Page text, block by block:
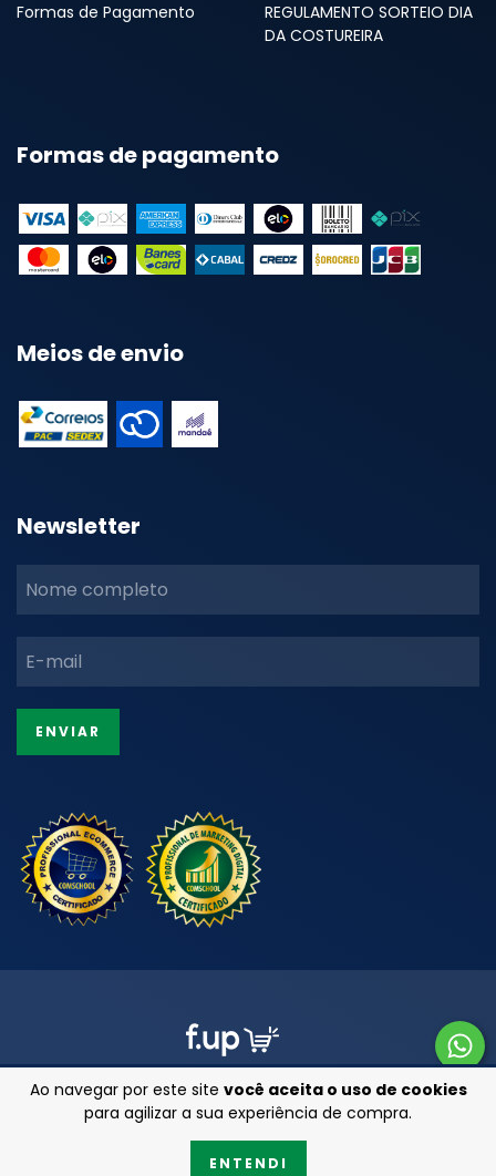
Ao navegar por este site você aceita o uso de cookies
para agilizar a sua experiência de compra.
ENTENDI
Formas de Pagamento
REGULAMENTO SORTEIO DIA
DA COSTUREIRA
Formas de pagamento
Meios de envio
Newsletter
Copyright Armarinhos 25 - 47201850000111 - 2026. Todos os direitos